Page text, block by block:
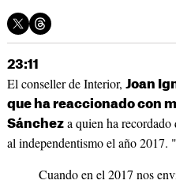
23:11
El conseller de Interior, Joan
que ha reaccionado con
Sáncheza quien ha recordado
al independentismo el año 2017.
Cuando en el 2017 nos